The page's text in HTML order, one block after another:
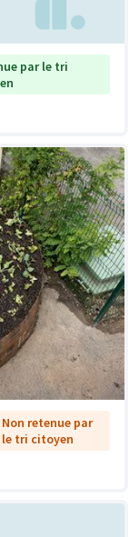
par le tri
Non retenue par
le tri citoyen